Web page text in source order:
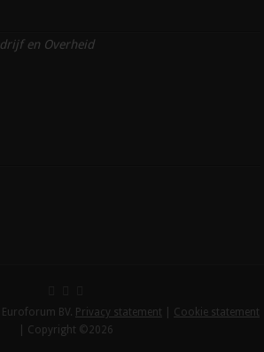
en Overheid
BV. Privacy statement
Cookie statement
| Copyright ©2026